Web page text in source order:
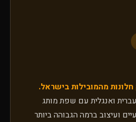
חלונות מהמובילות בישראל.
ואנגלית עם שפת מותג
ועיצוב ברמה הגבוהה ביותר